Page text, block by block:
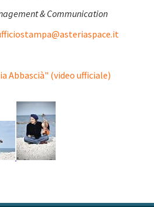
& Communication
Abbascià" (video ufficiale)